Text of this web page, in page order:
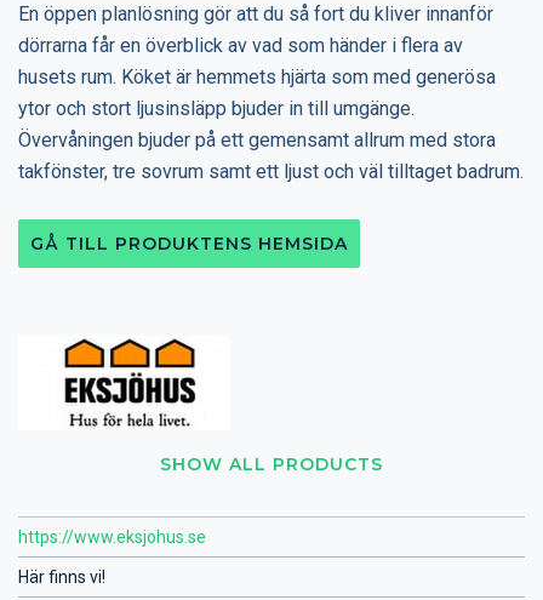
SHOW ALL PRODUCTS
https://www.eksjohus.se
Här finns vi!
En öppen planlösning gör att du så fort du kliver innanför
dörrarna får en överblick av vad som händer i flera av
husets rum. Köket är hemmets hjärta som med generösa
ytor och stort ljusinsläpp bjuder in till umgänge.
Övervåningen bjuder på ett gemensamt allrum med stora
takfönster, tre sovrum samt ett ljust och väl tilltaget badrum.
GÅ TILL PRODUKTENS HEMSIDA